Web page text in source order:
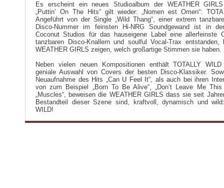
Es erscheint ein neues Studioalbum der WEATHER
„Puttin’ On The Hits“ gilt wieder: „Nomen est Omen“:
Angeführt von der Single „Wild Thang“, einer extrem
Disco-Nummer im feinsten Hi-NRG Soundgewand ist in
Coconut Studios für das hauseigene Label eine allerfeinste
tanzbaren Disco-Knallern und soulful Vocal-Trax
WEATHER GIRLS zeigen, welch großartige Stimmen sie haben.
Neben vielen neuen Kompositionen enthält TOTALLY
geniale Auswahl von Covers der besten Disco-Klassiker.
Neuaufnahme des Hits „Can U Feel It“, als auch bei ihren
von zum Beispiel „Born To Be Alive“, „Don’t Leave Me This
„Muscles“, beweisen die WEATHER GIRLS dass sie seit
Bestandteil dieser Szene sind, kraftvoll, dynamisch und
WILD!